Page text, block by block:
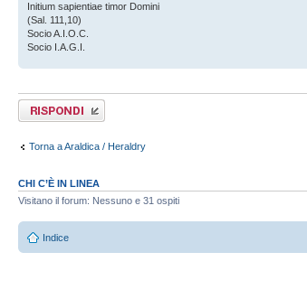
Initium sapientiae timor Domini
(Sal. 111,10)
Socio A.I.O.C.
Socio I.A.G.I.
Rispondi al
messaggio
Torna a Araldica / Heraldry
CHI C’È IN LINEA
Visitano il forum: Nessuno e 31 ospiti
Indice